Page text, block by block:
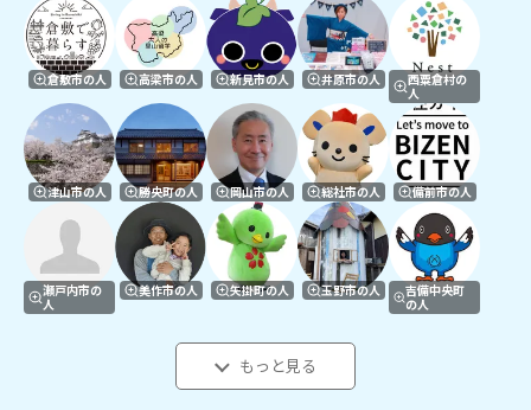
倉敷市の人 高梁市の人 新見市の人 井原市の人
西粟倉村の
人
津山市の人 勝央町の人 岡山市の人 総社市の人 備前市の人
瀬戸内市の
人
美作市の人 矢掛町の人 玉野市の人
吉備中央町
の人
もっと見る